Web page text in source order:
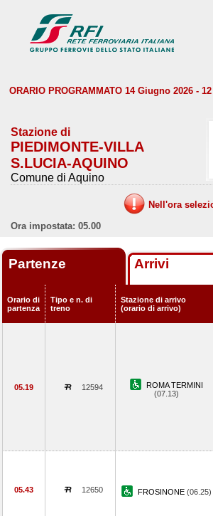
ORARIO PROGRAMMATO 14 Giugno 2026 -
Stazione di
PIEDIMONTE-VILLA
S.LUCIA-AQUINO
Comune di Aquino
Nell'ora
Ora impostata: 05.00
Partenze Arrivi
Orario di
partenza
Tipo e n. di
treno
Stazione di arrivo
(orario di arrivo)
05.19 12594
ROMA TERMINI
(07.13)
05.43 12650 FROSINONE (06.25)